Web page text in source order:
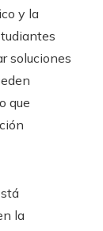
y la
soluciones
que
la